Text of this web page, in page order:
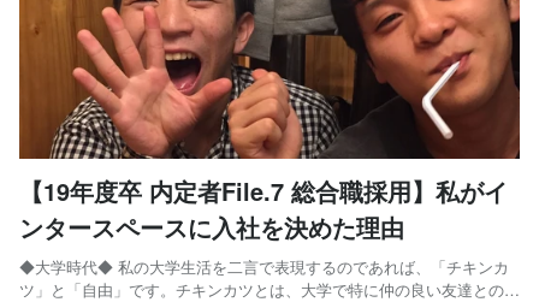
【19年度卒 内定者File.7 総合職採用】私がイ
ンタースペースに入社を決めた理由
◆大学時代◆ 私の大学生活を二言で表現するのであれば、「チキンカ
ツ」と「自由」です。チキンカツとは、大学で特に仲の良い友達との